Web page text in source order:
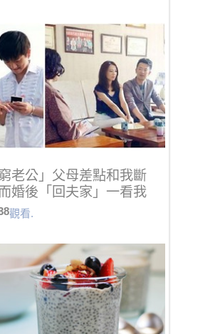
老公」父母差點和我斷
婚後「回夫家」一看我
觀看.